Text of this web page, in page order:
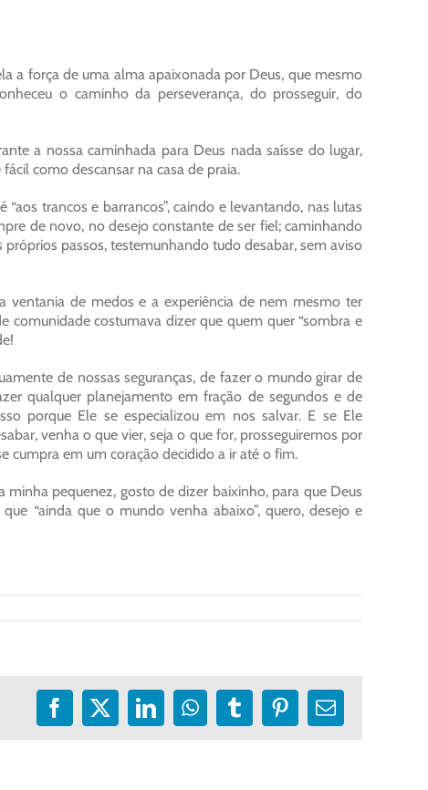
a força de uma alma apaixonada por Deus, que mesmo
o caminho da perseverança, do prosseguir, do
a nossa caminhada para Deus nada saísse do lugar,
como descansar na casa de praia.
trancos e barrancos”, caindo e levantando, nas lutas
de novo, no desejo constante de ser fiel; caminhando
passos, testemunhando tudo desabar, sem aviso
ventania de medos e a experiência de nem mesmo ter
comunidade costumava dizer que quem quer “sombra e
de nossas seguranças, de fazer o mundo girar de
qualquer planejamento em fração de segundos e de
porque Ele se especializou em nos salvar. E se Ele
venha o que vier, seja o que for, prosseguiremos por
cumpra em um coração decidido a ir até o fim.
pequenez, gosto de dizer baixinho, para que Deus
“ainda que o mundo venha abaixo”, quero, desejo e
Facebook
X LinkedInWhatsApp
TumblrPinterest
E-